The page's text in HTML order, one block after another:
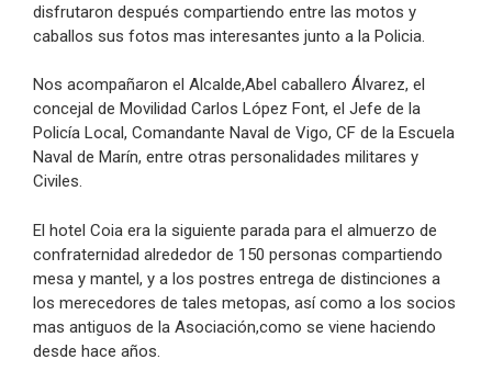
disfrutaron después compartiendo entre las motos y
caballos sus fotos mas interesantes junto a la Policia.
Nos acompañaron el Alcalde,Abel caballero Álvarez, el
concejal de Movilidad Carlos López Font, el Jefe de la
Policía Local, Comandante Naval de Vigo, CF de la Escuela
Naval de Marín, entre otras personalidades militares y
Civiles.
El hotel Coia era la siguiente parada para el almuerzo de
confraternidad alrededor de 150 personas compartiendo
mesa y mantel, y a los postres entrega de distinciones a
los merecedores de tales metopas, así como a los socios
mas antiguos de la Asociación,como se viene haciendo
desde hace años.